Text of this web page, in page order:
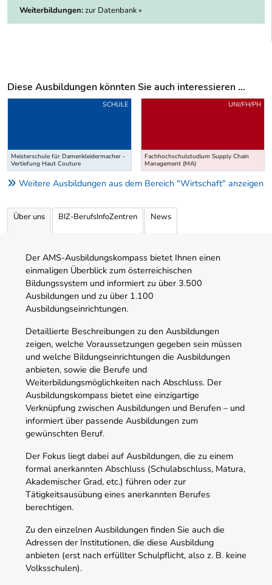
Weiterbildungen:zur Datenbank »
Diese Ausbildungen könnten Sie auch interessieren ...
Uber weitere Ausbildungsvorschläge
Meisterschule für Damenkleidermacher -
Vertiefung Haut Couture
SCHULE
Fachhochschulstudium Supply Chain
Management (MA)
UNI/FH/PH
Weitere Ausbildungen aus dem Bereich "Wirtschaft" anzeigen
Über uns BIZ-BerufsInfoZentren News
Der AMS-Ausbildungskompass bietet Ihnen einen
einmaligen Überblick zum österreichischen
Bildungssystem und informiert zu über 3.500
Ausbildungen und zu über 1.100
Ausbildungseinrichtungen.
Detaillierte Beschreibungen zu den Ausbildungen
zeigen, welche Voraussetzungen gegeben sein müssen
und welche Bildungseinrichtungen die Ausbildungen
anbieten, sowie die Berufe und
Weiterbildungsmöglichkeiten nach Abschluss. Der
Ausbildungskompass bietet eine einzigartige
Verknüpfung zwischen Ausbildungen und Berufen – und
informiert über passende Ausbildungen zum
gewünschten Beruf.
Der Fokus liegt dabei auf Ausbildungen, die zu einem
formal anerkannten Abschluss (Schulabschluss, Matura,
Akademischer Grad, etc.) führen oder zur
Tätigkeitsausübung eines anerkannten Berufes
berechtigen.
Zu den einzelnen Ausbildungen finden Sie auch die
Adressen der Institutionen, die diese Ausbildung
anbieten (erst nach erfüllter Schulpflicht, also z. B. keine
Volksschulen).